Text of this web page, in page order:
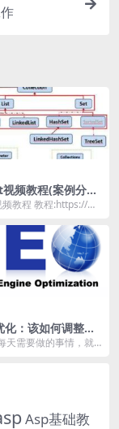
频教程(案例分析
教程 教程:https://w
化：该如何调整、
大小！
天需要做的事情，就
Asp基础教